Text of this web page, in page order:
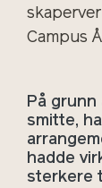
Campus
På grunn
smitte,
hadde
sterkere